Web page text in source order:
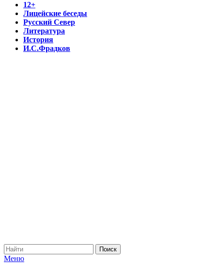
12+
Лицейские беседы
Русский Север
Литература
История
И.С.Фрадков
Меню